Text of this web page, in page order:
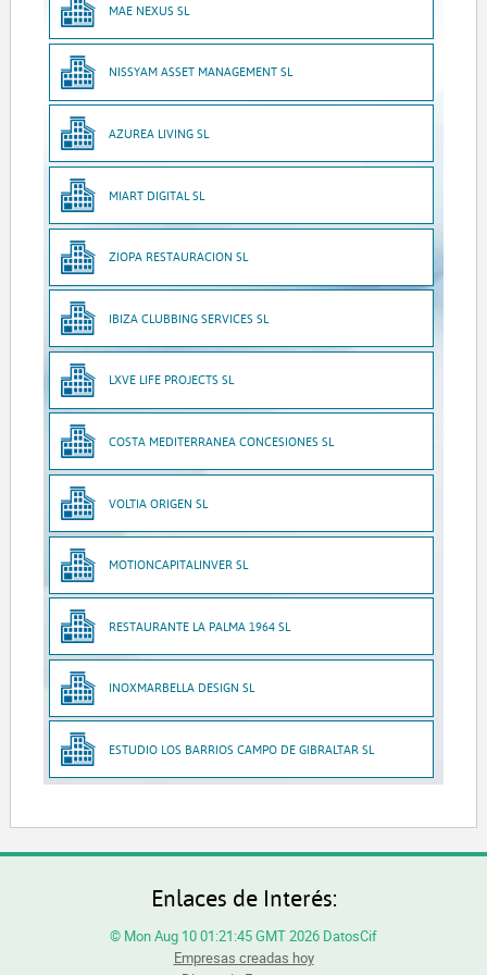
MAE NEXUS SL
NISSYAM ASSET MANAGEMENT SL
AZUREA LIVING SL
MIART DIGITAL SL
ZIOPA RESTAURACION SL
IBIZA CLUBBING SERVICES SL
LXVE LIFE PROJECTS SL
COSTA MEDITERRANEA CONCESIONES SL
VOLTIA ORIGEN SL
MOTIONCAPITALINVER SL
RESTAURANTE LA PALMA 1964 SL
INOXMARBELLA DESIGN SL
ESTUDIO LOS BARRIOS CAMPO DE GIBRALTAR SL
Enlaces de Interés:
© Mon Aug 10 01:21:45 GMT 2026 DatosCif
Empresas creadas hoy